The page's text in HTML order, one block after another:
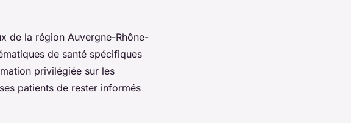
de la région Auvergne-Rhône-
de santé spécifiques
privilégiée sur les
patients de rester informés